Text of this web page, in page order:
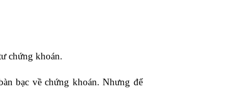
chứng khoán.
bạc về chứng khoán. Nhưng để